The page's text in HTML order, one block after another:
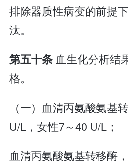
排除器质性病变的前提
汰。
第五十条血生化分析结
格。
（一）血清丙氨酸氨基
U/L，女性7～40 U/L；
血清丙氨酸氨基转移酶